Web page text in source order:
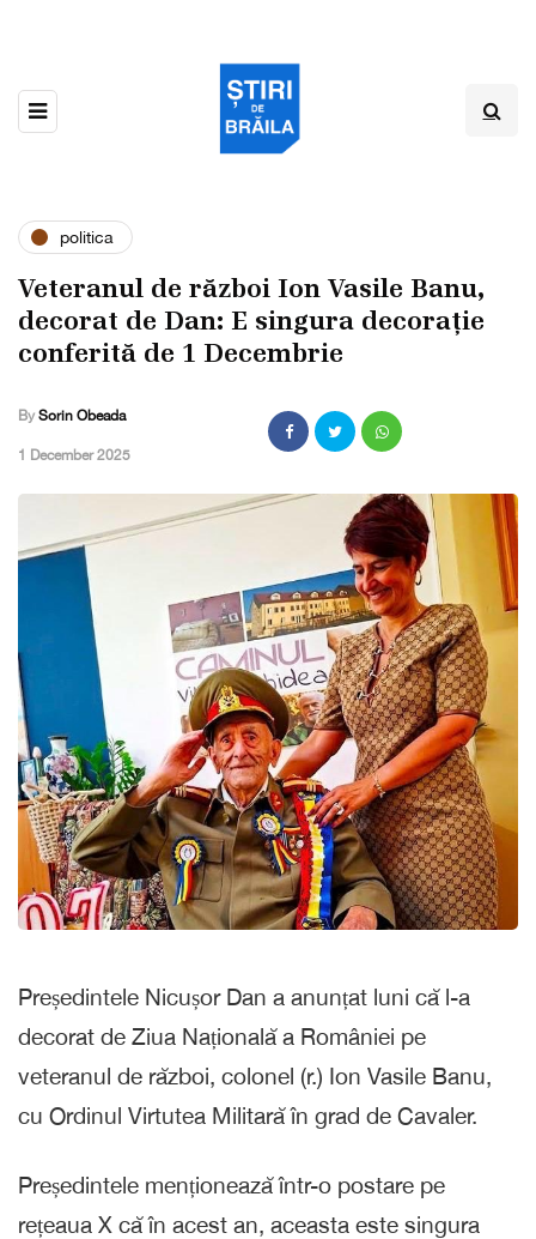
politica
Veteranul de război Ion Vasile Banu,
decorat de Dan: E singura decorație
conferită de 1 Decembrie
By Sorin Obeada
,1 December 2025
Președintele Nicușor Dan a anunțat luni că l-a
decorat de Ziua Națională a României pe
veteranul de război, colonel (r.) Ion Vasile Banu,
cu Ordinul Virtutea Militară în grad de Cavaler.
Președintele menționează într-o postare pe
rețeaua X că în acest an, aceasta este singura